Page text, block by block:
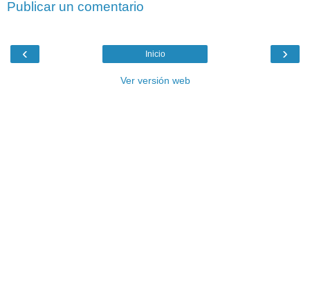
Publicar un comentario
‹ ›
Inicio
Ver versión web